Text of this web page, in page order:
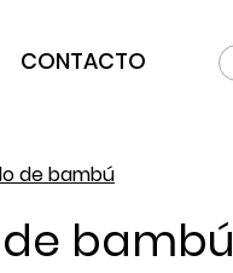
CONTACTO
de bambú
bambú